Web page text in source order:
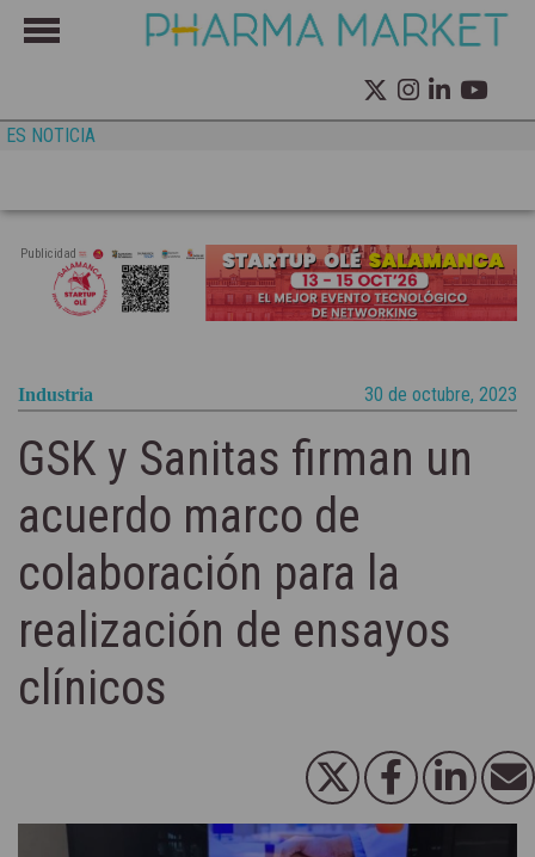
ES NOTICIA
Publicidad
Industria 30 de octubre, 2023
GSK y Sanitas firman un
acuerdo marco de
colaboración para la
realización de ensayos
clínicos